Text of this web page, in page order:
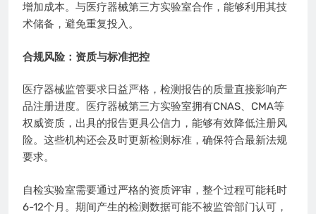
增加成本。与医疗器械第三方实验室合作，能够利用其技
术储备，避免重复投入。
合规风险：资质与标准把控
医疗器械监管要求日益严格，检测报告的质量直接影响产
品注册进度。医疗器械第三方实验室拥有CNAS、CMA等
权威资质，出具的报告更具公信力，能够有效降低注册风
险。这些机构还会及时更新检测标准，确保符合最新法规
要求。
自检实验室需要通过严格的资质评审，整个过程可能耗时
6-12个月。期间产生的检测数据可能不被监管部门认可，